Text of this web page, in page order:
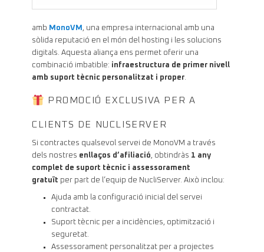
amb MonoVM , una empresa internacional amb una
sòlida reputació en el món del hosting i les solucions
digitals. Aquesta aliança ens permet oferir una
combinació imbatible: infraestructura de primer nivell
amb suport tècnic personalitzat i proper.
PROMOCIÓ EXCLUSIVA PER A
CLIENTS DE NUCLISERVER
Si contractes qualsevol servei de MonoVM a través
dels nostres enllaços d’afiliació, obtindràs 1 any
complet de suport tècnic i assessorament
gratuït per part de l’equip de NucliServer. Això inclou:
Ajuda amb la configuració inicial del servei
contractat.
Suport tècnic per a incidències, optimització i
seguretat.
Assessorament personalitzat per a projectes